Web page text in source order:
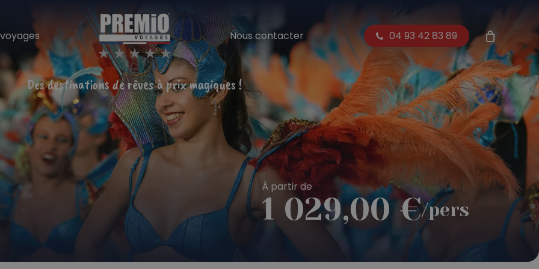
Des destinations de rêves à prix magiques !
Nous contacter 04 93 42 83 89
Cart
À partir de
1 029,00€/pers